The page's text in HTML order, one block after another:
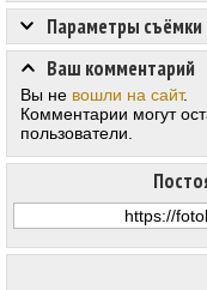
Параметры съёмки
Ваш комментарий
Вы не вошли на сайт.
Комментарии могут
пользователи.